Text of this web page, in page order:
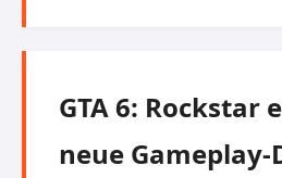
GTA 6: Rockstar
neue Gameplay-